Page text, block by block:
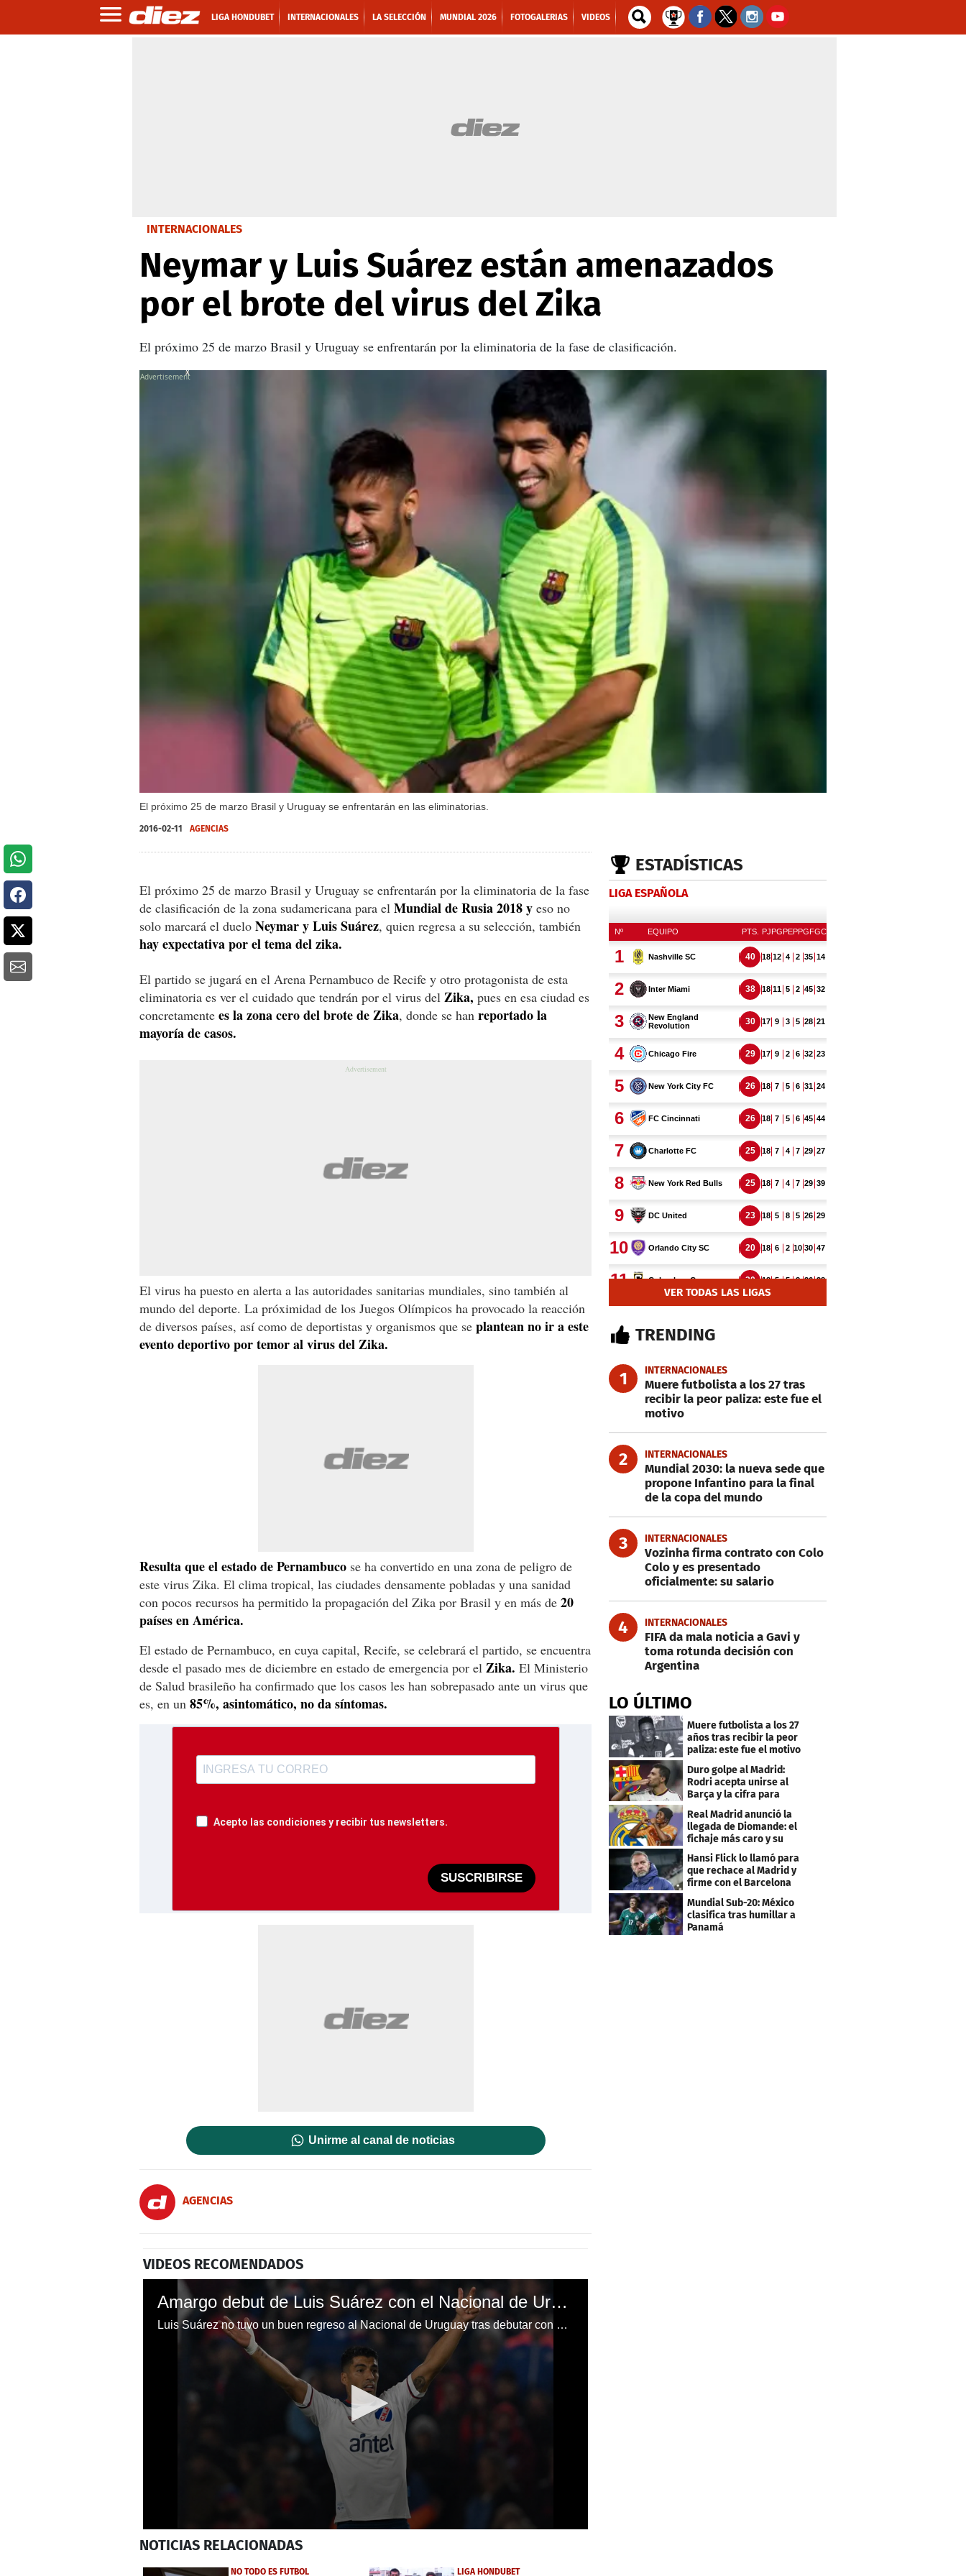
LIGA HONDUBET INTERNACIONALES LA SELECCIÓN MUNDIAL 2026 FOTOGALERIAS VIDEOS
INTERNACIONALES
Neymar y Luis Suárez están amenazados
por el brote del virus del Zika
El próximo 25 de marzo Brasil y Uruguay se enfrentarán por la eliminatoria de la fase de clasificación.
El próximo 25 de marzo Brasil y Uruguay se enfrentarán en las eliminatorias.
X
2016-02-11 AGENCIAS
El próximo 25 de marzo Brasil y Uruguay se enfrentarán por la eliminatoria de la fase
de clasificación de la zona sudamericana para el Mundial de Rusia 2018 y eso no
solo marcará el duelo Neymar y Luis Suárez, quien regresa a su selección, también
hay expectativa por el tema del zika.
El partido se jugará en el Arena Pernambuco de Recife y otro protagonista de esta
eliminatoria es ver el cuidado que tendrán por el virus del Zika, pues en esa ciudad es
concretamente es la zona cero del brote de Zika, donde se han reportado la
mayoría de casos.
El virus ha puesto en alerta a las autoridades sanitarias mundiales, sino también al
mundo del deporte. La próximidad de los Juegos Olímpicos ha provocado la reacción
de diversos países, así como de deportistas y organismos que se plantean no ir a este
evento deportivo por temor al virus del Zika.
Resulta que el estado de Pernambuco se ha convertido en una zona de peligro de
este virus Zika. El clima tropical, las ciudades densamente pobladas y una sanidad
con pocos recursos ha permitido la propagación del Zika por Brasil y en más de 20
países en América.
El estado de Pernambuco, en cuya capital, Recife, se celebrará el partido, se encuentra
desde el pasado mes de diciembre en estado de emergencia por el Zika. El Ministerio
de Salud brasileño ha confirmado que los casos les han sobrepasado ante un virus que
es, en un 85%, asintomático, no da síntomas.
Acepto las condiciones y recibir tus newsletters.
SUSCRIBIRSE
Unirme al canal de noticias
AGENCIAS
VIDEOS RECOMENDADOS
Amargo debut de Luis Suárez con el Nacional de Uruguay en la Copa Sudamericana
Luis Suárez no tuvo un buen regreso al Nacional de Uruguay tras debutar con derrota contra el Atlético Goianiense por la Copa Sudamericana.
seconds
2
NOTICIAS RELACIONADAS
NO TODO ES FUTBOL LIGA HONDUBET
ESTADÍSTICAS
LIGA ESPAÑOLA
VER TODAS LAS LIGAS
TRENDING
1 INTERNACIONALES
Muere futbolista a los 27 tras
recibir la peor paliza: este fue el
motivo
2 INTERNACIONALES
Mundial 2030: la nueva sede que
propone Infantino para la final
de la copa del mundo
3 INTERNACIONALES
Vozinha firma contrato con Colo
Colo y es presentado
oficialmente: su salario
4 INTERNACIONALES
FIFA da mala noticia a Gavi y
toma rotunda decisión con
Argentina
LO ÚLTIMO
Muere futbolista a los 27
años tras recibir la peor
paliza: este fue el motivo
Duro golpe al Madrid:
Rodri acepta unirse al
Barça y la cifra para
cerrar su fichaje
Real Madrid anunció la
llegada de Diomande: el
fichaje más caro y su
contrato
Hansi Flick lo llamó para
que rechace al Madrid y
firme con el Barcelona
Mundial Sub-20: México
clasifica tras humillar a
Panamá